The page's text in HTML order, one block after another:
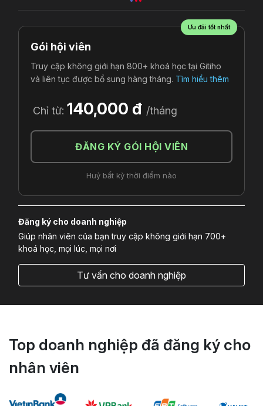
Ưu đãi tốt nhất
Gói hội viên
Truy cập không giới hạn 800+ khoá học tại Gitiho
và liên tục được bổ sung hàng tháng. Tìm hiểu thêm
Chỉ từ: 140,000 đ /tháng
ĐĂNG KÝ GÓI HỘI VIÊN
Huỷ bất kỳ thời điểm nào
Đăng ký cho doanh nghiệp
Giúp nhân viên của bạn truy cập không giới hạn 700+
khoá học, mọi lúc, mọi nơi
Tư vấn cho doanh nghiệp
Top doanh nghiệp đã đăng ký cho
nhân viên